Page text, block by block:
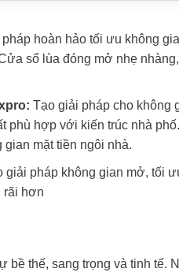
pháp hoàn hảo tối ưu không
sổ lùa đóng mở nhẹ
Tạo giải pháp cho không
phù hợp với kiến trúc nhà
gian mặt tiền ngôi nhà.
giải pháp không gian mở, tối
rãi hơn
thế, sang trọng và tinh tế.